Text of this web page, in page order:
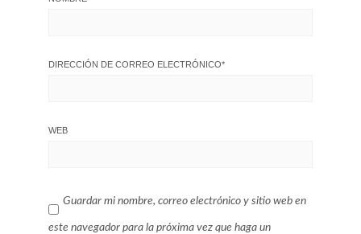
DIRECCIÓN DE CORREO ELECTRÓNICO*
WEB
Guardar mi nombre, correo electrónico y sitio web en
este navegador para la próxima vez que haga un